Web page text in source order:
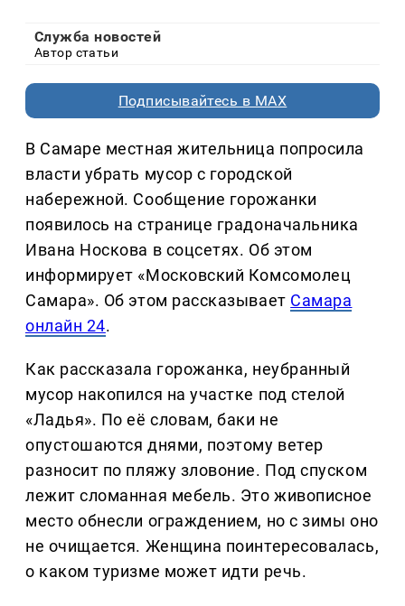
Служба новостей
Автор статьи
Подписывайтесь в MAX
В Самаре местная жительница попросила
власти убрать мусор с городской
набережной. Сообщение горожанки
появилось на странице градоначальника
Ивана Носкова в соцсетях. Об этом
информирует «Московский Комсомолец
Самара». Об этом рассказывает Самара
онлайн 24.
Как рассказала горожанка, неубранный
мусор накопился на участке под стелой
«Ладья». По её словам, баки не
опустошаются днями, поэтому ветер
разносит по пляжу зловоние. Под спуском
лежит сломанная мебель. Это живописное
место обнесли ограждением, но с зимы оно
не очищается. Женщина поинтересовалась,
о каком туризме может идти речь.